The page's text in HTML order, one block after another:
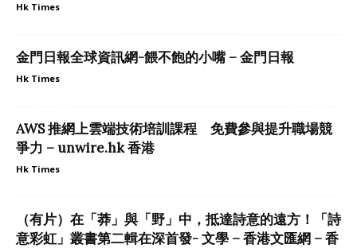
Hk Times
金門日報全球資訊網-餵不飽的小嘴 – 金門日報
Hk Times
AWS 推網上雲端技術培訓課程 免費參與提升職場競
爭力 – unwire.hk 香港
Hk Times
（有片）在「莽」與「野」中，抵達詩意的遠方！「詩
意彩虹」叢書第二輯在深首發- 文學 – 香港文匯網 – 香